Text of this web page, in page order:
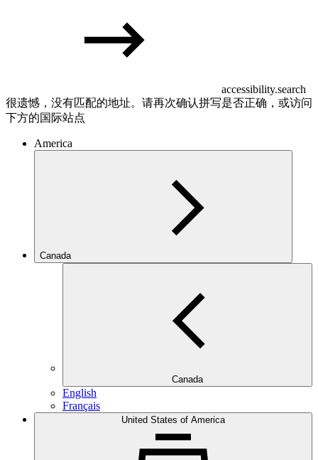
accessibility.search
很遗憾，没有匹配的地址。请再次确认拼写是否正确，或访问
下方的国际站点
America
Canada
Canada
English
Français
United States of America